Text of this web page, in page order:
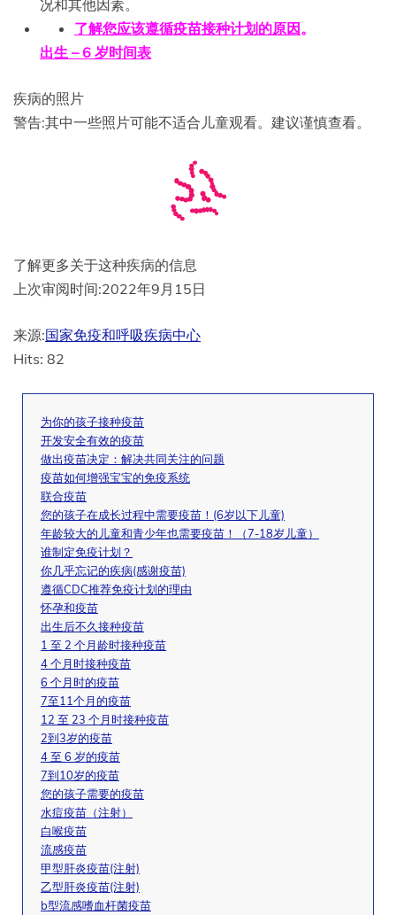
况和其他因素。
了解您应该遵循疫苗接种计划的原因。
出生 – 6 岁时间表
疾病的照片
警告:其中一些照片可能不适合儿童观看。建议谨慎查看。
了解更多关于这种疾病的信息
上次审阅时间:2022年9月15日
来源:国家免疫和呼吸疾病中心
Hits: 82
为你的孩子接种疫苗
开发安全有效的疫苗
做出疫苗决定：解决共同关注的问题
疫苗如何增强宝宝的免疫系统
联合疫苗
您的孩子在成长过程中需要疫苗！(6岁以下儿童)
年龄较大的儿童和青少年也需要疫苗！（7-18岁儿童）
谁制定免疫计划？
你几乎忘记的疾病(感谢疫苗)
遵循CDC推荐免疫计划的理由
怀孕和疫苗
出生后不久接种疫苗
1 至 2 个月龄时接种疫苗
4 个月时接种疫苗
6 个月时的疫苗
7至11个月的疫苗
12 至 23 个月时接种疫苗
2到3岁的疫苗
4 至 6 岁的疫苗
7到10岁的疫苗
您的孩子需要的疫苗
水痘疫苗（注射）
白喉疫苗
流感疫苗
甲型肝炎疫苗(注射)
乙型肝炎疫苗(注射)
b型流感嗜血杆菌疫苗